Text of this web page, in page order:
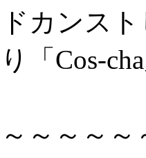
カンス
「Cos-
～～～